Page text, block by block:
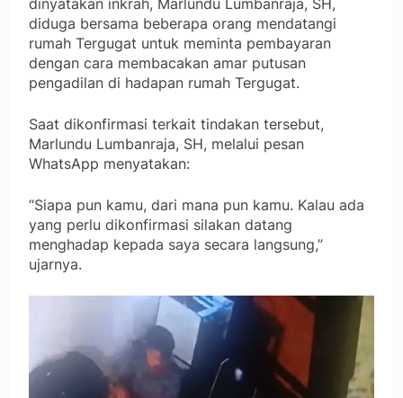
dinyatakan inkrah, Marlundu Lumbanraja, SH,
diduga bersama beberapa orang mendatangi
rumah Tergugat untuk meminta pembayaran
dengan cara membacakan amar putusan
pengadilan di hadapan rumah Tergugat.
Saat dikonfirmasi terkait tindakan tersebut,
Marlundu Lumbanraja, SH, melalui pesan
WhatsApp menyatakan:
“Siapa pun kamu, dari mana pun kamu. Kalau ada
yang perlu dikonfirmasi silakan datang
menghadap kepada saya secara langsung,”
ujarnya.